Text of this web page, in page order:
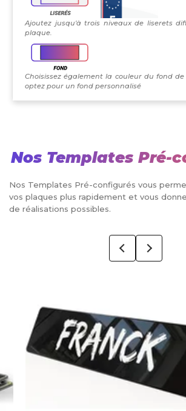
Ajoutez jusqu'à trois niveaux de liserets
plaque.
Choisissez également la couleur du fond
optez pour un fond personnalisé
Nos Templates Pré-
Nos Templates Pré-configurés vous
vos plaques plus rapidement et vous
de réalisations possibles.